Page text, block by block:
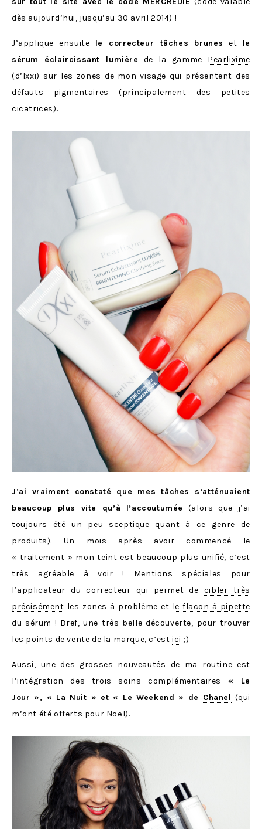
dès aujourd’hui, jusqu’au 30 avril 2014) !
J’applique ensuite le correcteur tâches brunes et le
sérum éclaircissant lumière de la gamme Pearlixime
(d’Ixxi) sur les zones de mon visage qui présentent des
défauts pigmentaires (principalement des petites
cicatrices).
J’ai vraiment constaté que mes tâches s’atténuaient
beaucoup plus vite qu’à l’accoutumée
(alors que j’ai
toujours été un peu sceptique quant à ce genre de
produits). Un mois après avoir commencé le
« traitement » mon teint est beaucoup plus unifié, c’est
très agréable à voir ! Mentions spéciales pour
l’applicateur du correcteur qui permet de cibler très
précisément les zones à problème et le flacon à pipette
du sérum ! Bref, une très belle découverte, pour trouver
les points de vente de la marque, c’estici ;)
Aussi, une des grosses nouveautés de ma routine est
l’intégration des trois soins complémentaires « Le
Jour », « La Nuit » et « Le Weekend » de Chanel (qui
m’ont été offerts pour Noël).